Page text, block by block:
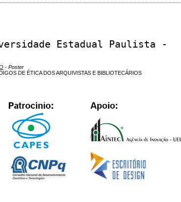
Estadual Paulista -
- Poster
DE ÉTICA DOS ARQUIVISTAS E BIBLIOTECÁRIOS